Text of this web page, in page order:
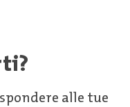
alle tue